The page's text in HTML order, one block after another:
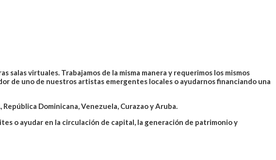
virtuales. Trabajamos de la misma manera y requerimos los mismos
de uno de nuestros artistas emergentes locales o ayudarnos financiando una
Dominicana, Venezuela, Curazao y Aruba.
o ayudar en la circulación de capital, la generación de patrimonio y